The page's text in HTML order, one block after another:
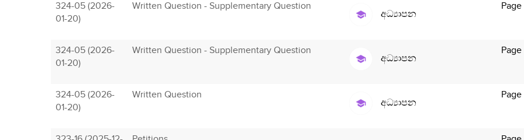
324-05 (2026-
01-20)
Written Question - Supplementary Question
අධ්‍යාපන
324-05 (2026-
01-20)
Written Question - Supplementary Question
අධ්‍යාපන
Page
324-05 (2026-
01-20)
Written Question
අධ්‍යාපන